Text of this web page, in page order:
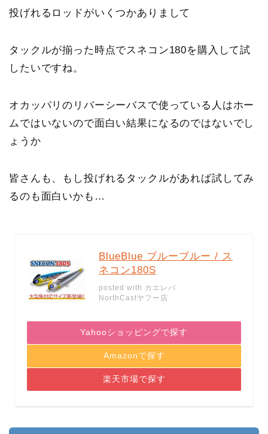
投げれるロッドがいくつかありまして
タックルが揃った時点でスネコン180を購入して試
したいですね。
オカッパリのリバーシーバスで使っている人はホー
ムではいないので面白い結果になるのではないでし
ょうか
皆さんも、もし投げれるタックルがあれば試してみ
るのも面白いかも…
BlueBlue ブルーブルー / ス
ネコン180S
posted with カエレバ
NorthCastヤフー店
Yahooショッピングで探す
Amazonで探す
楽天市場で探す